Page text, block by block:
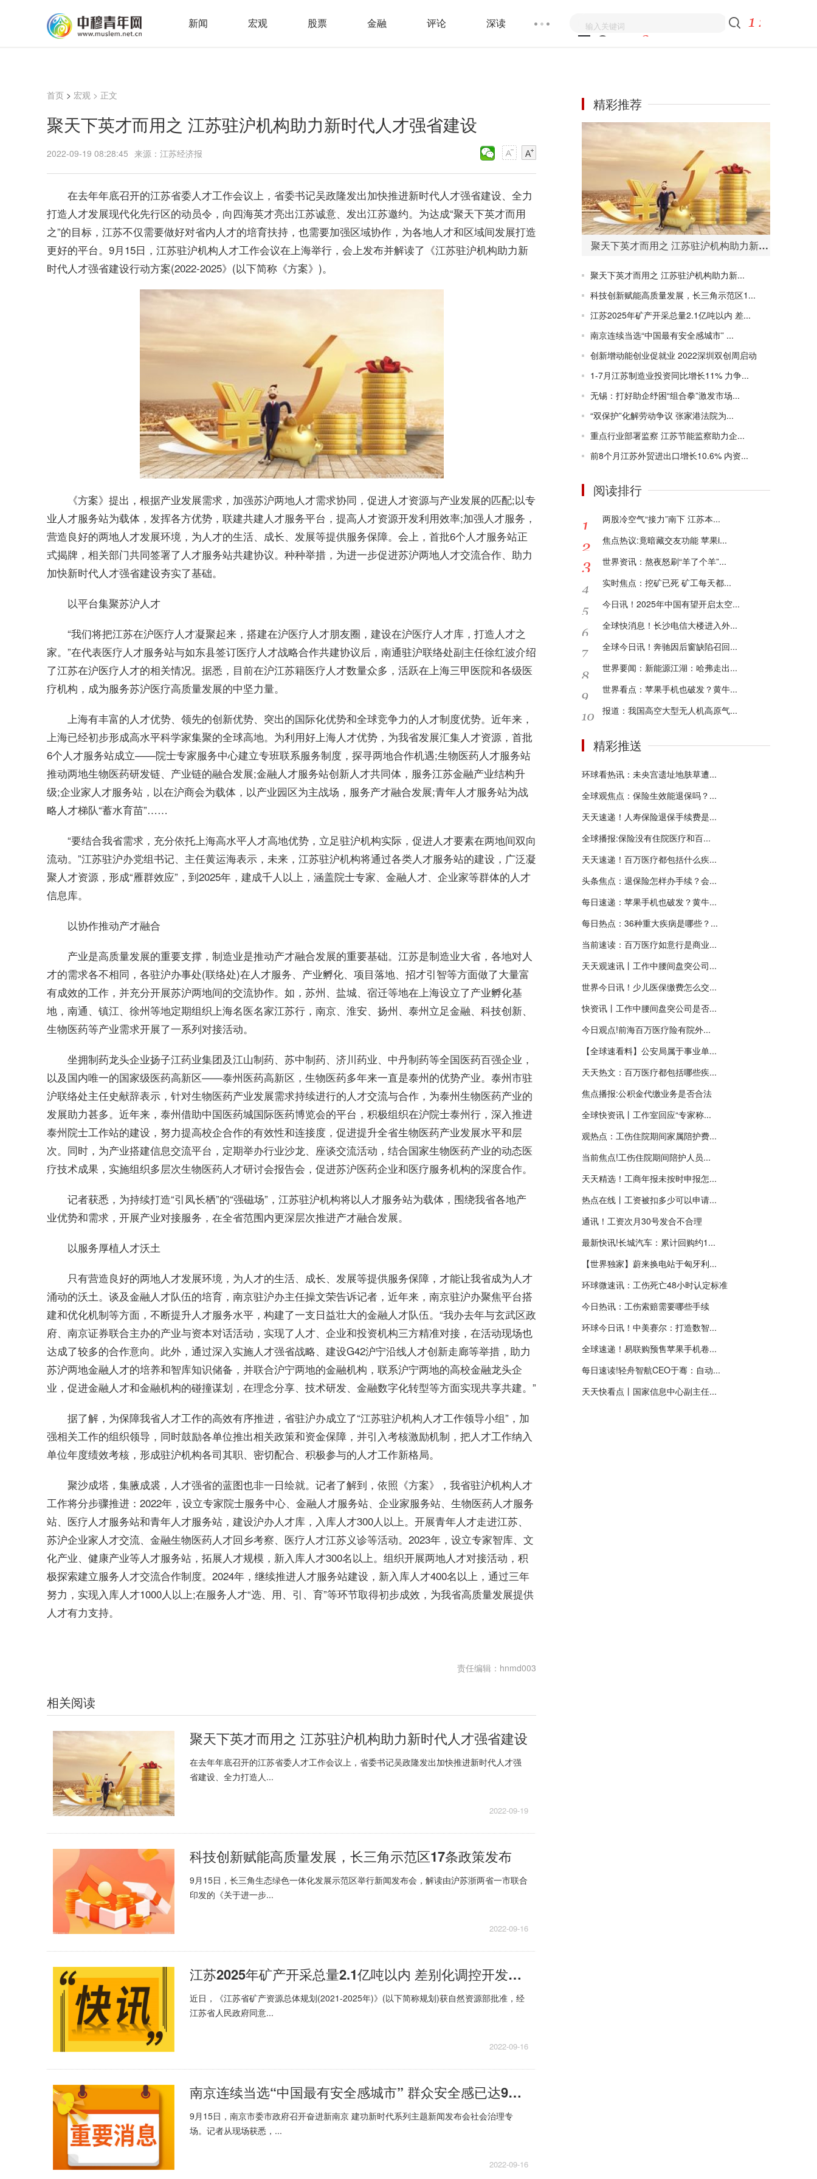
新闻 宏观 股票 金融 评论 深读
首页 > 宏观 > 正文
聚天下英才而用之 江苏驻沪机构助力新时代人才强省建设
2022-09-19 08:28:45 来源：江苏经济报
在去年年底召开的江苏省委人才工作会议上，省委书记吴政隆发出加快推进新时代人才强省建设、全力
打造人才发展现代化先行区的动员令，向四海英才亮出江苏诚意、发出江苏邀约。为达成“聚天下英才而用
之”的目标，江苏不仅需要做好对省内人才的培育扶持，也需要加强区域协作，为各地人才和区域间发展打造
更好的平台。9月15日，江苏驻沪机构人才工作会议在上海举行，会上发布并解读了《江苏驻沪机构助力新
时代人才强省建设行动方案(2022-2025》(以下简称《方案》)。
《方案》提出，根据产业发展需求，加强苏沪两地人才需求协同，促进人才资源与产业发展的匹配;以专
业人才服务站为载体，发挥各方优势，联建共建人才服务平台，提高人才资源开发利用效率;加强人才服务，
营造良好的两地人才发展环境，为人才的生活、成长、发展等提供服务保障。会上，首批6个人才服务站正
式揭牌，相关部门共同签署了人才服务站共建协议。种种举措，为进一步促进苏沪两地人才交流合作、助力
加快新时代人才强省建设夯实了基础。
以平台集聚苏沪人才
“我们将把江苏在沪医疗人才凝聚起来，搭建在沪医疗人才朋友圈 ，建设在沪医疗人才库，打造人才之
家。”在代表医疗人才服务站与如东县签订医疗人才战略合作共建协议后，南通驻沪联络处副主任徐红波介绍
了江苏在沪医疗人才的相关情况。据悉，目前在沪江苏籍医疗人才数量众多，活跃在上海三甲医院和各级医
疗机构，成为服务苏沪医疗高质量发展的中坚力量。
上海有丰富的人才优势、领先的创新优势、突出的国际化优势和全球竞争力的人才制度优势。 近年来，
上海已经初步形成高水平科学家集聚的全球高地。为利用好上海人才优势，为我省发展汇集人才资源，首批
6个人才服务站成立——院士专家服务中心建立专班联系服务制度，探寻两地合作机遇;生物医药人才服务站
推动两地生物医药研发链、产业链的融合发展;金融 人才服务站创新人才共同体，服务江苏金融产业结构升
级;企业家人才服务站，以在沪商会为载体，以产业园区为主战场，服务产才融合发展;青年人才服务站为战
略人才梯队“蓄水育苗”……
“要结合我省需求，充分依托上海高水平人才高地优势，立足驻沪机构实际，促进人才要素在两地间双向
流动。”江苏驻沪办党组书记、主任黄运海表示，未来，江苏驻沪机构将通过各类人才服务站的建设，广泛凝
聚人才资源，形成“雁群效应”，到2025年，建成千人以上，涵盖院士专家、 金融 人才、企业家等群体的人才
信息库。
以协作推动产才融合
产业是高质量发展的重要支撑，制造业是推动产才融合发展的重要基础。江苏是制造业大省，各地对人
才的需求各不相同，各驻沪办事处(联络处)在人才服务、产业孵化、项目落地、招才引智等方面做了大量富
有成效的工作，并充分开展苏沪两地间的交流协作。如，苏州、盐城、宿迁等地在上海设立了产业孵化基
地，南通、镇江、徐州等地定期组织上海名医名家江苏行，南京、淮安、扬州、泰州立足金融、科技创新、
生物医药等产业需求开展了一系列对接活动。
坐拥制药龙头企业扬子江药业集团及江山制药、苏中制药、济川药业、中丹制药等全国医药百强企业，
以及国内唯一的国家级医药高新区——泰州医药高新区，生物医药多年来一直是泰州的优势产业。泰州市驻
沪联络处主任史献辞表示，针对生物医药产业发展需求持续进行的人才交流与合作，为泰州生物医药产业的
发展助力甚多。 近年来，泰州借助中国医药城国际医药博览会的平台，积极组织在沪院士泰州行，深入推进
泰州院士工作站的建设，努力提高校企合作的有效性和连接度，促进提升全省生物医药产业发展水平和层
次。同时，为产业搭建信息交流平台，定期举办行业沙龙、座谈交流活动，结合国家生物医药产业的动态医
疗技术成果，实施组织多层次生物医药人才研讨会报告会，促进苏沪医药企业和医疗服务机构的深度合作。
记者获悉，为持续打造“引凤长栖”的“强磁场”，江苏驻沪机构将以人才服务站为载体，围绕我省各地产
业优势和需求，开展产业对接服务，在全省范围内更深层次推进产才融合发展。
以服务厚植人才沃土
只有营造良好的两地人才发展环境，为人才的生活、成长、发展等提供服务保障，才能让我省成为人才
涌动的沃土。谈及金融 人才队伍的培育，南京驻沪办主任操文荣告诉记者， 近年来，南京驻沪办聚焦平台搭
建和优化机制等方面，不断提升人才服务水平 ，构建了一支日益壮大的金融 人才队伍。“我办去年与玄武区政
府、南京证券联合主办的产业与资本对话活动，实现了人才、企业和投资机构三方精准对接，在活动现场也
达成了较多的合作意向。此外，通过深入实施人才强省战略、建设G42沪宁沿线人才创新走廊等举措，助力
苏沪两地金融 人才的培养和智库知识储备，并联合沪宁两地的金融机构，联系沪宁两地的高校金融龙头企
业，促进金融 人才和金融机构的碰撞谋划，在理念分享、技术研发、 金融数字化转型等方面实现共享共建。”
据了解，为保障我省人才工作的高效有序推进，省驻沪办成立了“江苏驻沪机构人才工作领导小组”，加
强相关工作的组织领导，同时鼓励各单位推出相关政策和资金保障，并引入考核激励机制，把人才工作纳入
单位年度绩效考核，形成驻沪机构各司其职、密切配合、积极参与的人才工作新格局。
聚沙成塔，集腋成裘，人才强省的蓝图也非一日绘就。记者了解到，依照《方案》，我省驻沪机构人才
工作将分步骤推进：2022年，设立专家院士服务中心、 金融 人才服务站、企业家服务站、生物医药人才服务
站、医疗人才服务站和青年人才服务站，建设沪办人才库，入库人才300人以上。开展青年人才走进江苏、
苏沪企业家人才交流、 金融生物医药人才回乡考察、医疗人才江苏义诊等活动。2023年，设立专家智库、文
化产业、健康产业等人才服务站，拓展人才规模，新入库人才300名以上。组织开展两地人才对接活动，积
极探索建立服务人才交流合作制度。2024年，继续推进人才服务站建设，新入库人才400名以上，通过三年
努力，实现入库人才1000人以上;在服务人才“选、用、引、育”等环节取得初步成效，为我省高质量发展提供
人才有力支持。
责任编辑：hnmd003
相关阅读
聚天下英才而用之 江苏驻沪机构助力新时代人才强省建设
在去年年底召开的江苏省委人才工作会议上，省委书记吴政隆发出加快推进新时代人才强
省建设、全力打造人...
2022-09-19
科技创新赋能高质量发展，长三角示范区17条政策发布
9月15日，长三角生态绿色一体化发展示范区举行新闻发布会，解读由沪苏浙两省一市联合
印发的《关于进一步...
2022-09-16
江苏2025年矿产开采总量2.1亿吨以内 差别化调控开发强度
近日，《江苏省矿产资源总体规划(2021-2025年)》(以下简称规划)获自然资源部批准，经
江苏省人民政府同意...
2022-09-16
南京连续当选“中国最有安全感城市” 群众安全感已达99.19%
9月15日，南京市委市政府召开奋进新南京 建功新时代系列主题新闻发布会社会治理专
场。记者从现场获悉，...
2022-09-16
精彩推荐
聚天下英才而用之 江苏驻沪机构助力新时代人才强省建设
聚天下英才而用之 江苏驻沪机构助力新...
科技创新赋能高质量发展，长三角示范区1...
江苏2025年矿产开采总量2.1亿吨以内 差...
南京连续当选“中国最有安全感城市” ...
创新增动能创业促就业 2022深圳双创周启动
1-7月江苏制造业投资同比增长11% 力争...
无锡：打好助企纾困“组合拳”激发市场...
“双保护”化解劳动争议 张家港法院为...
重点行业部署监察 江苏节能监察助力企...
前8个月江苏外贸进出口增长10.6% 内资...
阅读排行
两股冷空气“接力”南下 江苏本...
焦点热议:竟暗藏交友功能 苹果i...
世界资讯：熬夜怒刷“羊了个羊”...
实时焦点：挖矿已死 矿工每天都...
今日讯！2025年中国有望开启太空...
全球快消息！长沙电信大楼进入外...
全球今日讯！奔驰因后窗缺陷召回...
世界要闻：新能源江湖：哈弗走出...
世界看点：苹果手机也破发？黄牛...
报道：我国高空大型无人机高原气...
精彩推送
环球看热讯：未央宫遗址地肤草遭...
全球观焦点：保险生效能退保吗？...
天天速递！人寿保险退保手续费是...
全球播报:保险没有住院医疗和百...
天天速递！百万医疗都包括什么疾...
头条焦点：退保险怎样办手续？会...
每日速递：苹果手机也破发？黄牛...
每日热点：36种重大疾病是哪些？...
当前速读：百万医疗如意行是商业...
天天观速讯丨工作中腰间盘突公司...
世界今日讯！少儿医保缴费怎么交...
快资讯丨工作中腰间盘突公司是否...
今日观点!前海百万医疗险有院外...
【全球速看料】公安局属于事业单...
天天热文：百万医疗都包括哪些疾...
焦点播报:公积金代缴业务是否合法
全球快资讯丨工作室回应“专家称...
观热点：工伤住院期间家属陪护费...
当前焦点!工伤住院期间陪护人员...
天天精选！工商年报未按时申报怎...
热点在线丨工资被扣多少可以申请...
通讯！工资次月30号发合不合理
最新快讯!长城汽车：累计回购约1...
【世界独家】蔚来换电站于匈牙利...
环球微速讯：工伤死亡48小时认定标准
今日热讯：工伤索赔需要哪些手续
环球今日讯！中美赛尔：打造数智...
全球速递！易联购预售苹果手机卷...
每日速读!轻舟智航CEO于骞：自动...
天天快看点丨国家信息中心副主任...